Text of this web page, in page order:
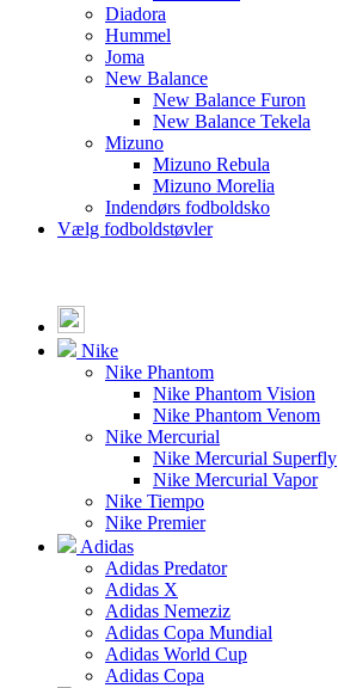
Diadora
Hummel
Joma
New Balance
New Balance Furon
New Balance Tekela
Mizuno
Mizuno Rebula
Mizuno Morelia
Indendørs fodboldsko
Vælg fodboldstøvler
Nike
Nike Phantom
Nike Phantom Vision
Nike Phantom Venom
Nike Mercurial
Nike Mercurial Superfly
Nike Mercurial Vapor
Nike Tiempo
Nike Premier
Adidas
Adidas Predator
Adidas X
Adidas Nemeziz
Adidas Copa Mundial
Adidas World Cup
Adidas Copa